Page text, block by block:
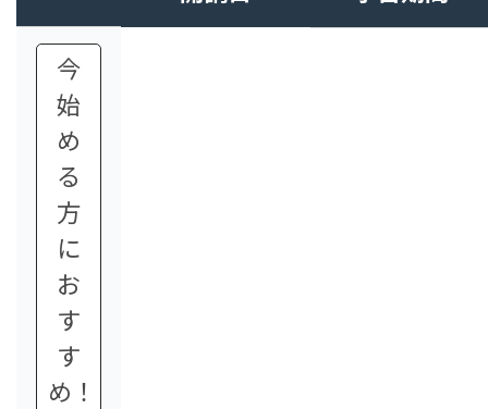
今
始
め
る
方
に
お
す
す
め！